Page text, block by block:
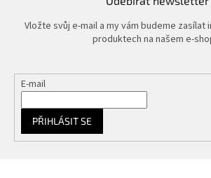
Vložte svůj e-mail a my vám budeme zasílat
produktech na našem e-
E-mail
PŘIHLÁSIT SE